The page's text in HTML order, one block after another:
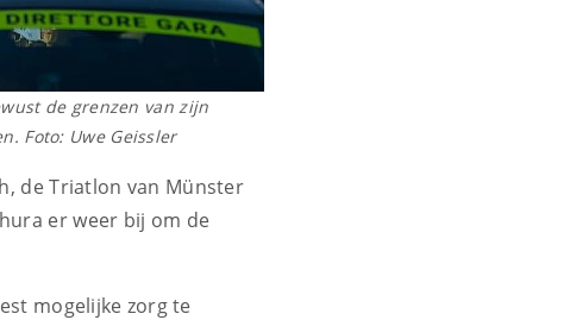
de grenzen van zijn
Foto: Uwe Geissler
de Triatlon van Münster
er weer bij om de
mogelijke zorg te